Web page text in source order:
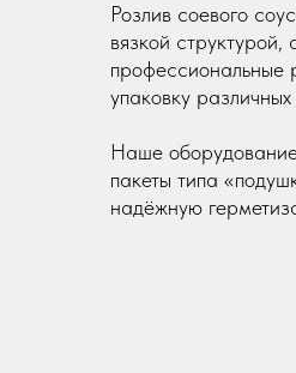
Розлив соевого
вязкой
профессиональные
упаковку
Наше
пакеты типа
надёжную